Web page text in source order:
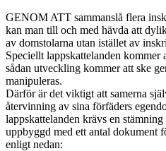
GENOM ATT sammanslå flera
kan man till och med hävda att
av domstolarna utan istället av
Speciellt lappskattelanden kommer
sådan utveckling kommer att ske
manipuleras.
Därför är det viktigt att samerna
återvinning av sina förfäders
lappskattelanden krävs en
uppbyggd med ett antal dokument
enligt nedan: